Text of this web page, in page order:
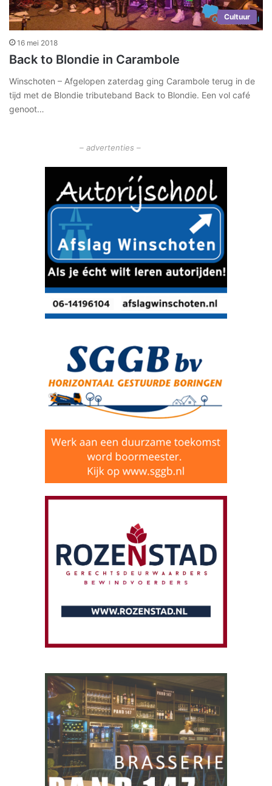
Cultuur
16 mei 2018
Back to Blondie in Carambole
Winschoten – Afgelopen zaterdag ging Carambole terug in de
tijd met de Blondie tributeband Back to Blondie. Een vol café
genoot…
– advertenties –